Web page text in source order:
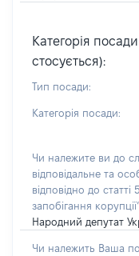
Категорія
стосується):
Тип посади:
Категорія посади:
Чи належите ви до
відповідальне та
відповідно до
запобігання
Народний депутат
Чи належить Ваша